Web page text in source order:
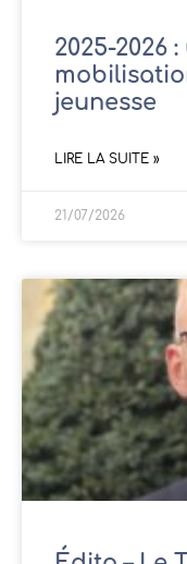
2025-2026
jeunesse
LIRE LA SUITE »
21/07/2026